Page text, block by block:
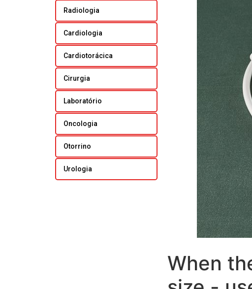
Radiologia
Cardiologia
Cardiotorácica
Cirurgia
Laboratório
Oncologia
Otorrino
Urologia
When